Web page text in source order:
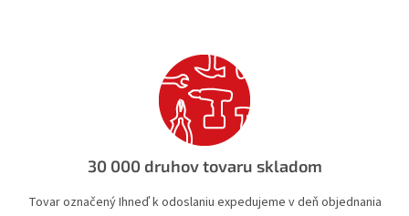
c
i
e
p
r
v
k
v
30 000 druhov tovaru skladom
Tovar označený Ihneď k odoslaniu expedujeme v deň objednania